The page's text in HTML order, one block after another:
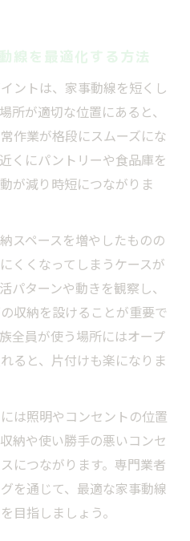
線を最適化する方法
ントは、家事動線を短くし
所が適切な位置にあると、
作業が格段にスムーズにな
くにパントリーや食品庫を
が減り時短につながりま
スペースを増やしたものの
くくなってしまうケースが
パターンや動きを観察し、
収納を設けることが重要で
全員が使う場所にはオープ
ると、片付けも楽になりま
は照明やコンセントの位置
納や使い勝手の悪いコンセ
につながります。専門業者
を通じて、最適な家事動線
目指しましょう。